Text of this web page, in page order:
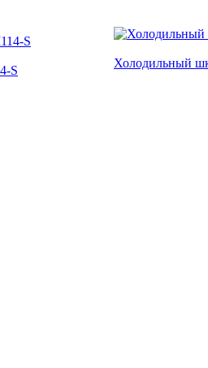
S
Холодильный